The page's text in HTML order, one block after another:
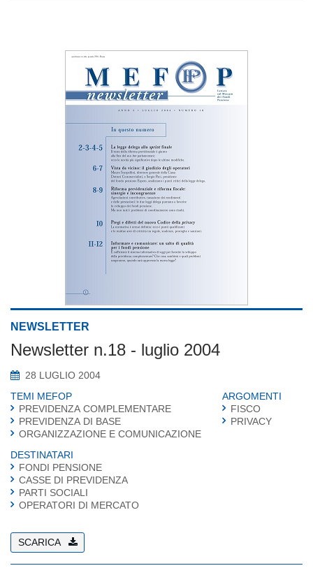
NEWSLETTER
Newsletter n.18 - luglio 2004
28 LUGLIO 2004
TEMI MEFOP
PREVIDENZA COMPLEMENTARE
PREVIDENZA DI BASE
ORGANIZZAZIONE E COMUNICAZIONE
ARGOMENTI
FISCO
PRIVACY
DESTINATARI
FONDI PENSIONE
CASSE DI PREVIDENZA
PARTI SOCIALI
OPERATORI DI MERCATO
SCARICA